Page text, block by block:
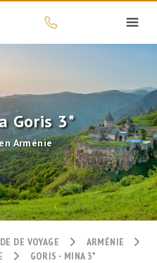
Goris 3*
Arménie
DE VOYAGE
ARMÉNIE
GORIS - MINA 3*